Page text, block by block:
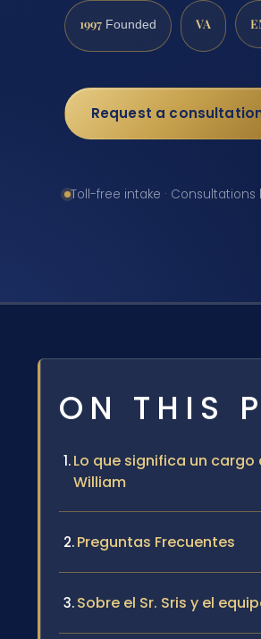
1997 Founded VA
Request a
Toll-free intake ·
ON THIS
Lo que significa un
William
Preguntas Frecuentes
Sobre el Sr. Sris y el